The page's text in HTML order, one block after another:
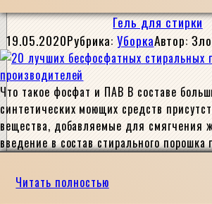
Гель для стирки
19.05.2020Рубрика: УборкаАвтор:
Что такое фосфат и ПАВ В составе
синтетических моющих средств
вещества, добавляемые для смягчения
введение в состав стирального порошка
Читать полностью